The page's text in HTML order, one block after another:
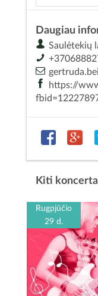
Daugiau
Saulėtekių
https://
Kiti
Rugpjūčio
29 d.